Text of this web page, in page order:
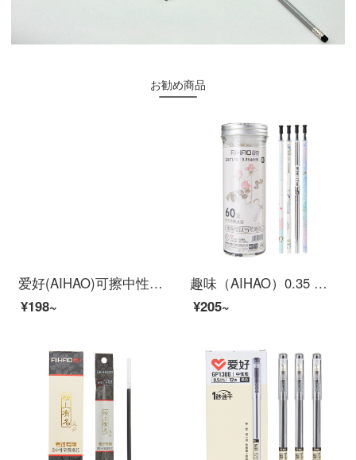
お勧め商品
爱好(AIHAO)可擦中性笔0.5mm全针管男女学生热擦碳素笔可爱小清新学生摩易擦晶蓝可擦笔47932
¥198~
趣味（AIHAO）0.35 mm 60本の全針管を備えた中性芯学生試験専用代替芯黒中性芯GR 7170
¥205~